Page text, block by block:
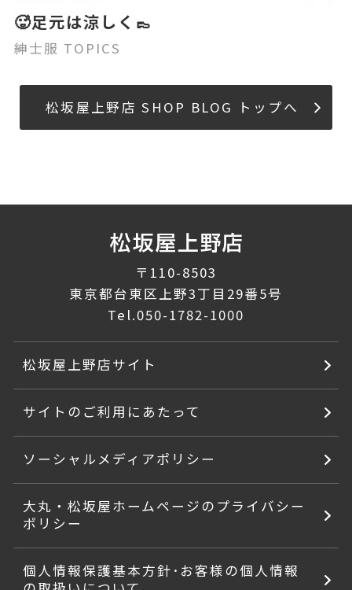
🥵足元は涼しく👞
紳士服 TOPICS
松坂屋上野店 SHOP BLOG トップへ
〒110-8503
東京都台東区上野3丁目29番5号
Tel.050-1782-1000
松坂屋上野店サイト
サイトのご利用にあたって
ソーシャルメディアポリシー
大丸・松坂屋ホームページのプライバシー
ポリシー
個人情報保護基本方針･お客様の個人情報